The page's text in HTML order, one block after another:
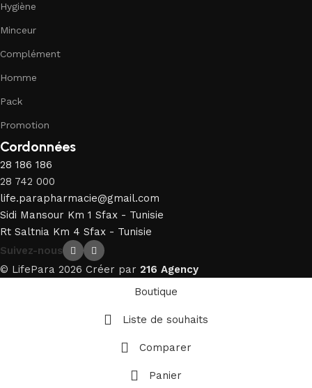
Hygiène
Minceur
Complément
Homme
Pack
Promotion
Cordonnées
28 186 186
28 742 000
life.parapharmacie@gmail.com
Sidi Mansour Km 1 Sfax - Tunisie
Rt Saltnia Km 4 Sfax - Tunisie
Suivez-nous
© LifePara 2026 Créer par 216 Agency
Boutique
Liste de souhaits
Comparer
Panier